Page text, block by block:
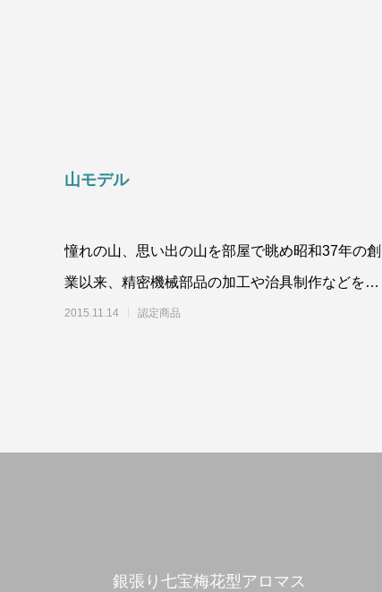
山モデル
憧れの山、思い出の山を部屋で眺め昭和37年の創
業以来、精密機械部品の加工や治具制作などを制
作してきた工場の技術が大自然の美しさと力強さ
2015.11.14 認定商品
銀張り七宝梅花型アロマス